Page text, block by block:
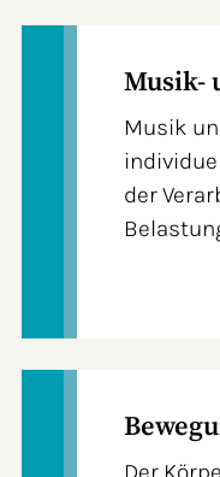
Musik-
Musik
der